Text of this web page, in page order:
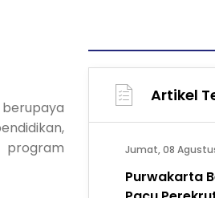
program
Artikel
Jumat, 08
Purwakarta